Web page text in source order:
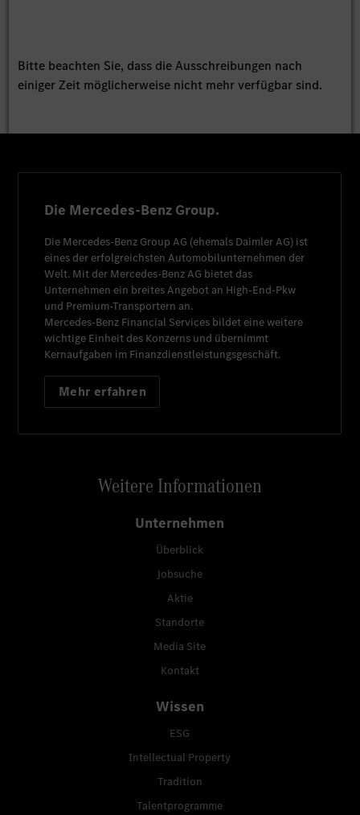
Bitte beachten Sie, dass die Ausschreibungen nach
einiger Zeit möglicherweise nicht mehr verfügbar sind.
Die Mercedes-Benz Group.
Die Mercedes-Benz Group AG (ehemals Daimler AG) ist
eines der erfolgreichsten Automobilunternehmen der
Welt. Mit der Mercedes-Benz AG bietet das
Unternehmen ein breites Angebot an High-End-Pkw
und Premium-Transportern an.
Mercedes-Benz Financial Services bildet eine weitere
wichtige Einheit des Konzerns und übernimmt
Kernaufgaben im Finanzdienstleistungsgeschäft.
Mehr erfahren
Weitere Informationen
Unternehmen
Überblick
Jobsuche
Aktie
Standorte
Media Site
Kontakt
Wissen
ESG
Intellectual Property
Tradition
Talentprogramme